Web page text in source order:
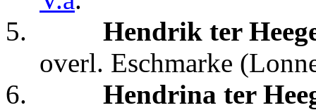
5.
Hendrik ter
overl. Eschmarke
6.
Hendrina ter